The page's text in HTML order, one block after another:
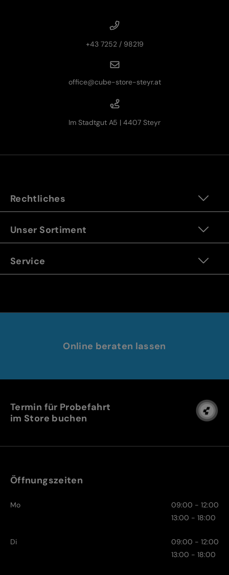
+43 7252 / 98219
office@cube-store-steyr.at
Im Stadtgut A5 | 4407 Steyr
Rechtliches
Unser Sortiment
Service
Online beraten lassen
Termin für Probefahrt
im Store buchen
Öffnungszeiten
Mo
09:00 - 12:00
13:00 - 18:00
Di
09:00 - 12:00
13:00 - 18:00